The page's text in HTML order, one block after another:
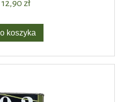
12,90 zł
koszyka